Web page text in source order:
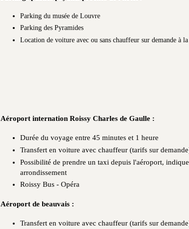
Parking du musée de Louvre
Parking des Pyramides
Location de voiture avec ou sans chauffeur sur demande à
Aéroport internation Roissy Charles de Gaulle :
Durée du voyage entre 45 minutes et 1 heure
Transfert en voiture avec chauffeur (tarifs sur
Possibilité de prendre un taxi depuis l'aéroport,
arrondissement
Roissy Bus - Opéra
Aéroport de beauvais :
Transfert en voiture avec chauffeur (tarifs sur